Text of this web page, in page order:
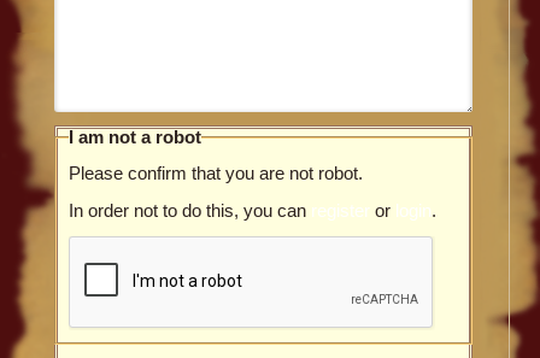
I am not a robot
Please confirm that you are not robot.
In order not to do this, you can register or login.